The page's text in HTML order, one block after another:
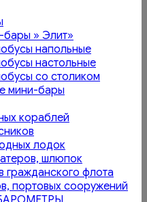
бары » Элит»
напольные
настольные
со столиком
мини-бары
кораблей
лодок
шлюпок
гражданского флота
портовых сооружений